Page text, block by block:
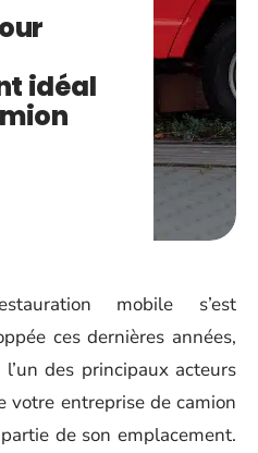
idéal
mobile s’est
ces dernières années,
des principaux acteurs
votre entreprise de camion
de son emplacement.